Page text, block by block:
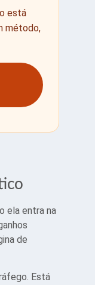
está
método,
ela entra na
de
Está